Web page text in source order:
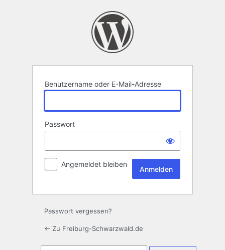
Benutzername oder E-Mail-Adresse
Passwort
Angemeldet bleiben
Passwort vergessen?
← Zu Freiburg-Schwarzwald.de